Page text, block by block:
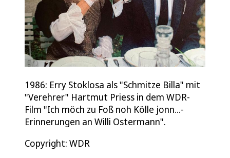
1986: Erry Stoklosa als "Schmitze Billa" mit
"Verehrer" Hartmut Priess in dem WDR-
Film "Ich möch zu Foß noh Kölle jonn...-
Erinnerungen an Willi Ostermann".
Copyright: WDR